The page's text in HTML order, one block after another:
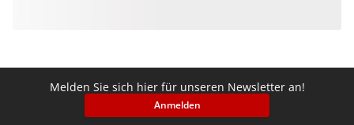
Melden Sie sich hier für unseren Newsletter an!
Anmelden